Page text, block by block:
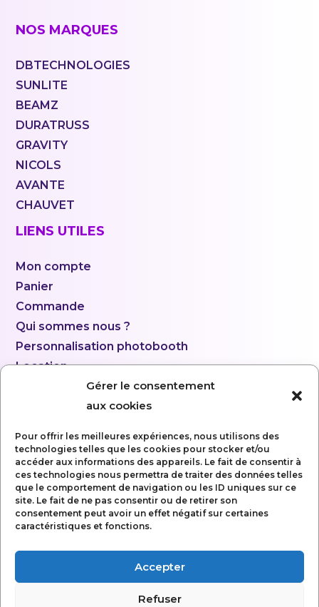
Gérer le consentement
aux cookies
Pour offrir les meilleures expériences, nous utilisons des
technologies telles que les cookies pour stocker et/ou
accéder aux informations des appareils. Le fait de consentir à
ces technologies nous permettra de traiter des données telles
que le comportement de navigation ou les ID uniques sur ce
site. Le fait de ne pas consentir ou de retirer son
consentement peut avoir un effet négatif sur certaines
caractéristiques et fonctions.
Accepter
Refuser
NOS MARQUES
DBTECHNOLOGIES
SUNLITE
BEAMZ
DURATRUSS
GRAVITY
NICOLS
AVANTE
CHAUVET
LIENS UTILES
Mon compte
Panier
Commande
Qui sommes nous ?
Personnalisation photobooth
Location